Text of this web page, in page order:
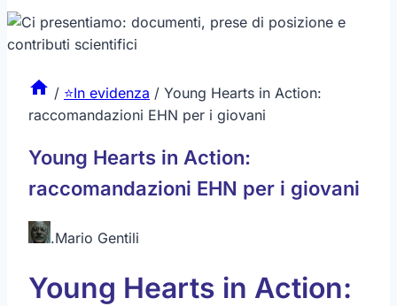
/ ⭐In evidenza / Young Hearts in Action:
raccomandazioni EHN per i giovani
Young Hearts in Action:
raccomandazioni EHN per i giovani
.Mario Gentili
Young Hearts in Action: